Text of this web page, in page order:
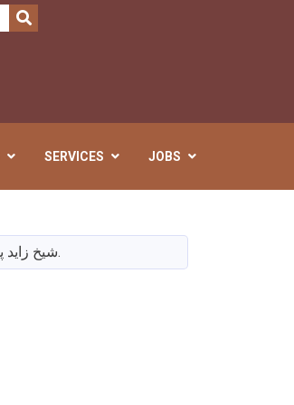
SEARCH
SERVICES JOBS
شیخ زاید پوهنتون اداره کار اهل کار ته د سپارلو په موخه لاندې څلور قراردادي بستونه د ازادې سيالۍ له لارې اعلان ته سپاري.